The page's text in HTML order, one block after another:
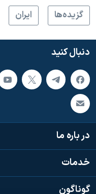
گزيده‌ها
ايران
دنبال کنید
در باره ما
خدمات
گوناگون